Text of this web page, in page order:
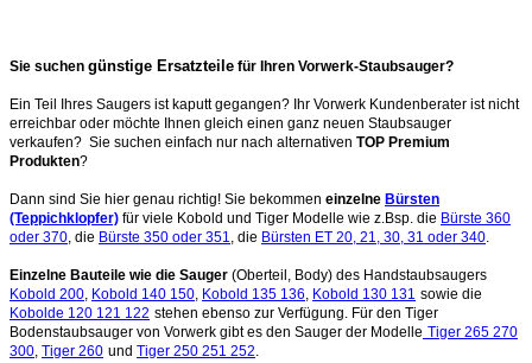
Sie suchen günstige Ersatzteile für Ihren Vorwerk-Staubsauger?
Ein Teil Ihres Saugers ist kaputt gegangen? Ihr Vorwerk Kundenberater ist nicht
erreichbar oder möchte Ihnen gleich einen ganz neuen Staubsauger
verkaufen? Sie suchen einfach nur nach alternativen TOP Premium
Produkten?
Dann sind Sie hier genau richtig! Sie bekommen einzelne Bürsten
(Teppichklopfer) für viele Kobold und Tiger Modelle wie z.Bsp. die Bürste 360
oder 370 , die Bürste 350 oder 351 , die Bürsten ET 20, 21, 30, 31 oder 340
Einzelne Bauteile wie die Sauger (Oberteil, Body) des Handstaubsaugers
Kobold 200 Kobold 140 150 Kobold 135 136 Kobold 130 131 sowie die
Kobolde 120 121 122 stehen ebenso zur Verfügung. Für den Tiger
Bodenstaubsauger von Vorwerk gibt es den Sauger der Modelle Tiger 265 270
300 Tiger 260 und Tiger 250 251 252